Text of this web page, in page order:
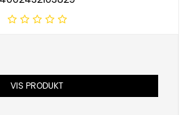
VIS PRODUKT